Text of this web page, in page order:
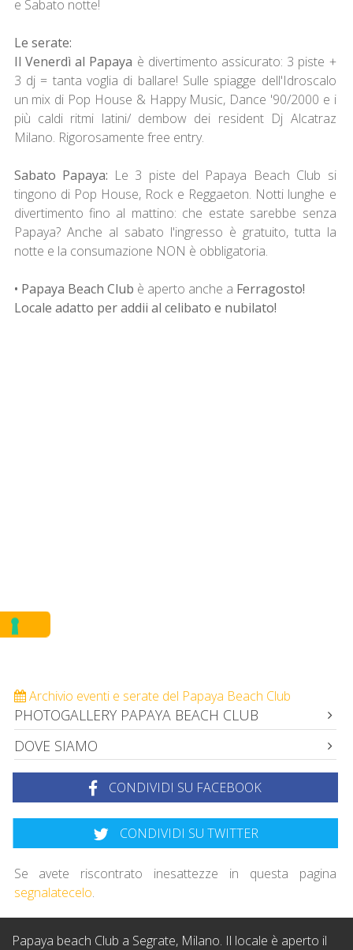
e Sabato notte!
Le serate:
Il Venerdì al Papaya è divertimento assicurato: 3 piste +
3 dj = tanta voglia di ballare! Sulle spiagge dell'Idroscalo
un mix di Pop House & Happy Music, Dance '90/2000 e i
più caldi ritmi latini/ dembow dei resident Dj Alcatraz
Milano. Rigorosamente free entry.
Sabato Papaya: Le 3 piste del Papaya Beach Club si
tingono di Pop House, Rock e Reggaeton. Notti lunghe e
divertimento fino al mattino: che estate sarebbe senza
Papaya? Anche al sabato l'ingresso è gratuito, tutta la
notte e la consumazione NON è obbligatoria.
• Papaya Beach Club è aperto anche a Ferragosto!
Locale adatto per addii al celibato e nubilato!
Archivio eventi e serate del Papaya Beach Club
PHOTOGALLERY PAPAYA BEACH CLUB
DOVE SIAMO
CONDIVIDI SU FACEBOOK
CONDIVIDI SU TWITTER
Se avete riscontrato inesattezze in questa pagina
segnalatecelo.
Papaya beach Club a Segrate, Milano. Il locale è aperto il